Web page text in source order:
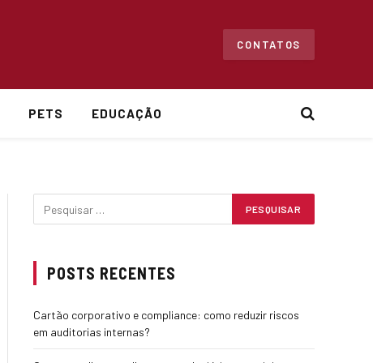
CONTATOS
PETS EDUCAÇÃO
POSTS RECENTES
Cartão corporativo e compliance: como reduzir riscos
em auditorias internas?